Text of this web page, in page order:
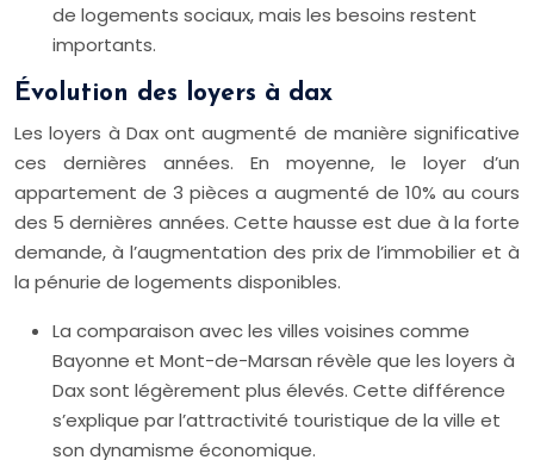
de logements sociaux, mais les besoins restent
importants.
Évolution des loyers à dax
Les loyers à Dax ont augmenté de manière significative
ces dernières années. En moyenne, le loyer d’un
appartement de 3 pièces a augmenté de 10% au cours
des 5 dernières années. Cette hausse est due à la forte
demande, à l’augmentation des prix de l’immobilier et à
la pénurie de logements disponibles.
La comparaison avec les villes voisines comme
Bayonne et Mont-de-Marsan révèle que les loyers à
Dax sont légèrement plus élevés. Cette différence
s’explique par l’attractivité touristique de la ville et
son dynamisme économique.